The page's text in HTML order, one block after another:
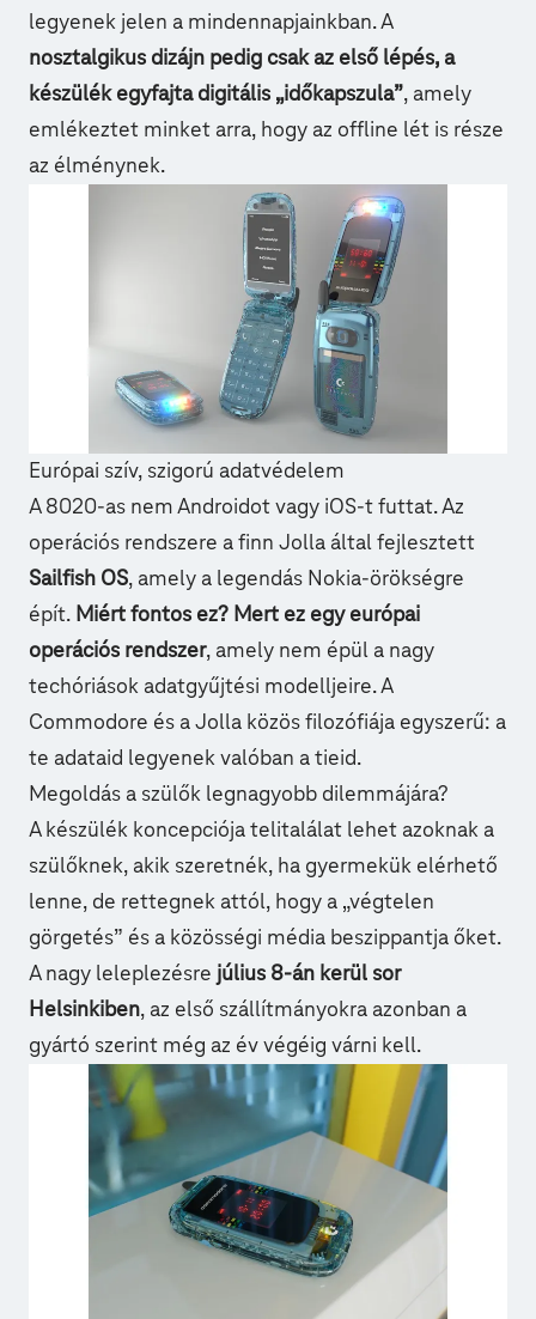
legyenek jelen a mindennapjainkban. A
nosztalgikus dizájn pedig csak az első lépés, a
készülék egyfajta digitális „időkapszula”, amely
emlékeztet minket arra, hogy az offline lét is része
az élménynek.
Európai szív, szigorú adatvédelem
A 8020-as nem Androidot vagy iOS-t futtat. Az
operációs rendszere a finn Jolla által fejlesztett
Sailfish OS, amely a legendás Nokia-örökségre
épít. Miért fontos ez? Mert ez egy európai
operációs rendszer, amely nem épül a nagy
techóriások adatgyűjtési modelljeire. A
Commodore és a Jolla közös filozófiája egyszerű: a
te adataid legyenek valóban a tieid.
Megoldás a szülők legnagyobb dilemmájára?
A készülék koncepciója telitalálat lehet azoknak a
szülőknek, akik szeretnék, ha gyermekük elérhető
lenne, de rettegnek attól, hogy a „végtelen
görgetés” és a közösségi média beszippantja őket.
A nagy leleplezésre július 8-án kerül sor
Helsinkiben, az első szállítmányokra azonban a
gyártó szerint még az év végéig várni kell.